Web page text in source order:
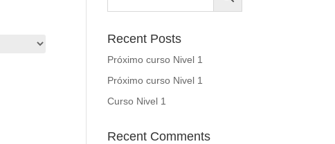
Recent Posts
Próximo curso Nivel 1
Próximo curso Nivel 1
Curso Nivel 1
Recent Comments